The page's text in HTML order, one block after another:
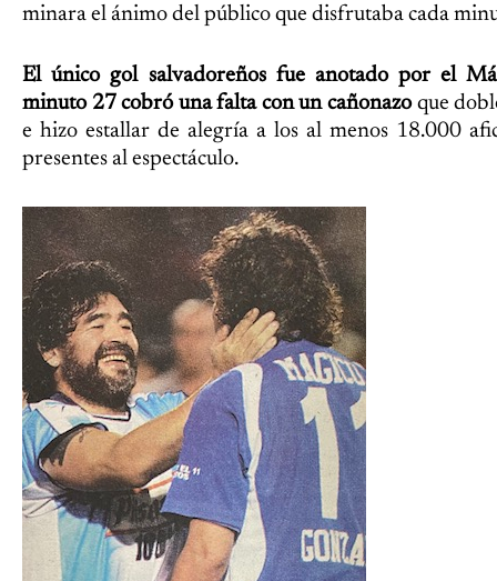
minara el ánimo del público que disfrutaba cada
El único gol salvadoreños fue anotado por el
minuto 27 cobró una falta con un cañonazoque
e hizo estallar de alegría a los al menos 18.000
presentes al espectáculo.